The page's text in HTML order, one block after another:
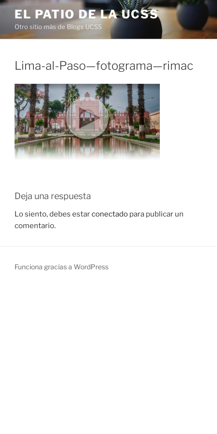
Saltar
contenido
EL PATIO DE LA UCSS
Otro sitio más de Blogs UCSS
Lima-al-Paso—fotograma—rimac
Deja una respuesta
Lo siento, debes estarconectado para publicar un
comentario.
Funciona gracias a WordPress